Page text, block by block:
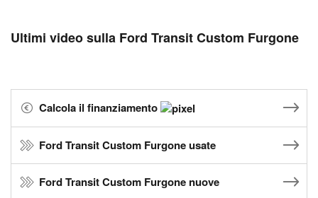
Ultimi video sulla Ford Transit Custom Furgone
Calcola il finanziamento
Ford Transit Custom Furgone usate
Ford Transit Custom Furgone nuove